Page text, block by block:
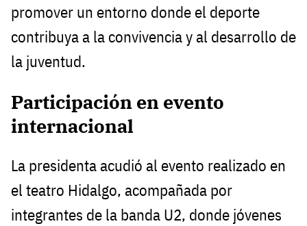
promover un entorno donde el deporte
contribuya a la convivencia y al desarrollo de
la juventud.
Participación en evento
internacional
La presidenta acudió al evento realizado en
el teatro Hidalgo, acompañada por
integrantes de la banda U2, donde jóvenes